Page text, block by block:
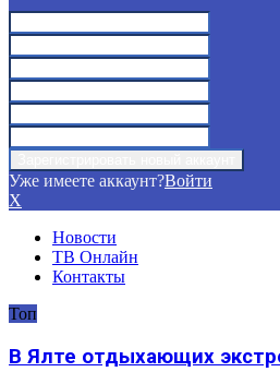
Уже имеете аккаунт?Войти
X
Новости
ТВ Онлайн
Контакты
Топ
В Ялте отдыхающих